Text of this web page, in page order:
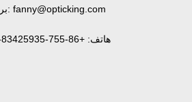
بريد إلكتروني: fanny@opticking.com
هاتف: +86-755-83425935-83425936